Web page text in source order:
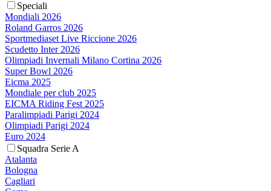
Speciali
Mondiali 2026
Roland Garros 2026
Sportmediaset Live Riccione 2026
Scudetto Inter 2026
Olimpiadi Invernali Milano Cortina 2026
Super Bowl 2026
Eicma 2025
Mondiale per club 2025
EICMA Riding Fest 2025
Paralimpiadi Parigi 2024
Olimpiadi Parigi 2024
Euro 2024
Squadra Serie A
Atalanta
Bologna
Cagliari